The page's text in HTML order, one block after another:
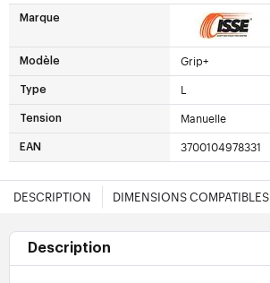
Marque
Modèle Grip+
Type L
Tension Manuelle
EAN 3700104978331
DESCRIPTION DIMENSIONS COMPATIBLES
Description